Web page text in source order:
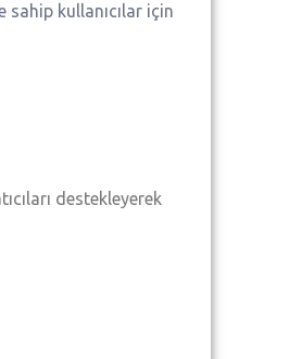
sahip kullanıcılar için
destekleyerek